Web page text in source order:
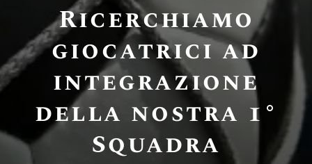
Ricerchiamo
giocatrici ad
integrazione
della nostra 1°
Squadra